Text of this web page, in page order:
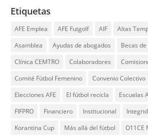
Etiquetas
AFE Emplea AFE Futgolf AIF
Altas
Asamblea
Ayudas de abogados Becas
Clínica CEMTRO
Colaboradores
Comité Fútbol Femenino
Convenio Colectivo
Elecciones AFE
El fútbol recicla Escuelas
FIFPRO
Financiero Institucional
Korantina Cup
Más allá del fútbol
O11CE